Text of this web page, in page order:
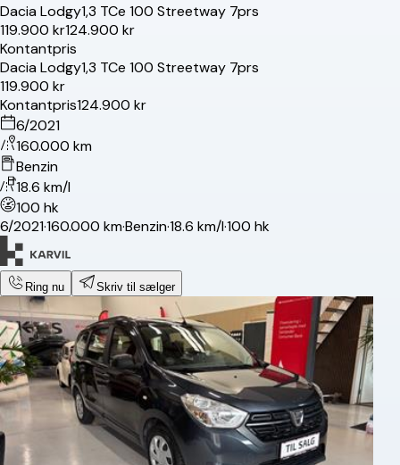
DaciaLodgy1,3 TCe 100 Streetway 7prs
119.900 kr124.900 kr
Kontantpris
DaciaLodgy1,3 TCe 100 Streetway 7prs
119.900 kr
Kontantpris124.900 kr
6/2021
160.000 km
Benzin
18.6 km/l
100 hk
6/2021·160.000 km·Benzin·18.6 km/l·100 hk
Ring nu Skriv til sælger